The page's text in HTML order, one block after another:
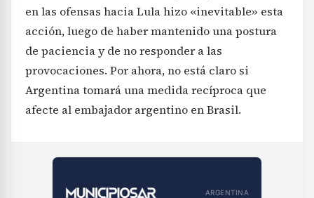
en las ofensas hacia Lula hizo «inevitable» esta
acción, luego de haber mantenido una postura
de paciencia y de no responder a las
provocaciones. Por ahora, no está claro si
Argentina tomará una medida recíproca que
afecte al embajador argentino en Brasil.
ARGENTINA